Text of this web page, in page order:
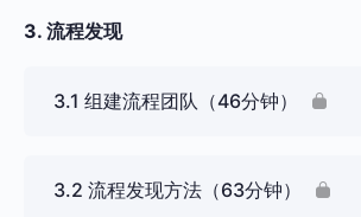
3. 流程发现
3.1 组建流程团队（46分钟）
3.2 流程发现方法（63分钟）